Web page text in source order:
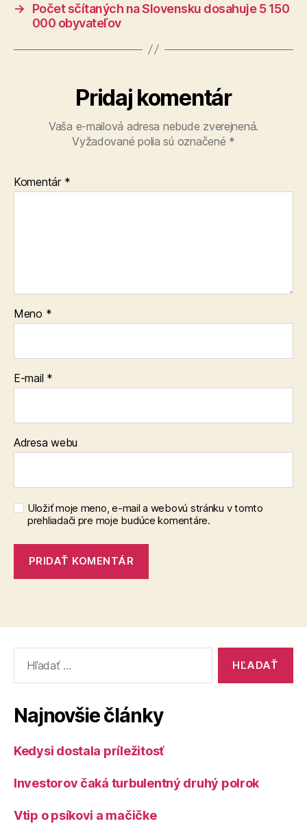
→
Počet sčítaných na Slovensku dosahuje 5 150
000 obyvateľov
Pridaj komentár
Vaša e-mailová adresa nebude zverejnená.
Vyžadované polia sú označené *
Komentár *
Meno *
E-mail *
Adresa webu
Uložiť moje meno, e-mail a webovú stránku v tomto
prehliadači pre moje budúce komentáre.
Najnovšie články
Kedysi dostala príležitosť
Investorov čaká turbulentný druhý polrok
Vtip o psíkovi a mačičke